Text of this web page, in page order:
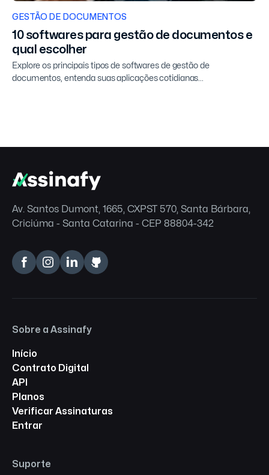
GESTÃO DE DOCUMENTOS
10 softwares para gestão de documentos e
qual escolher
Explore os principais tipos de softwares de gestão de
documentos, entenda suas aplicações cotidianas...
Av. Santos Dumont, 1665, CXPST 570, Santa Bárbara,
Criciúma - Santa Catarina - CEP 88804-342
Sobre a Assinafy
Início
Contrato Digital
API
Planos
Verificar Assinaturas
Entrar
Suporte